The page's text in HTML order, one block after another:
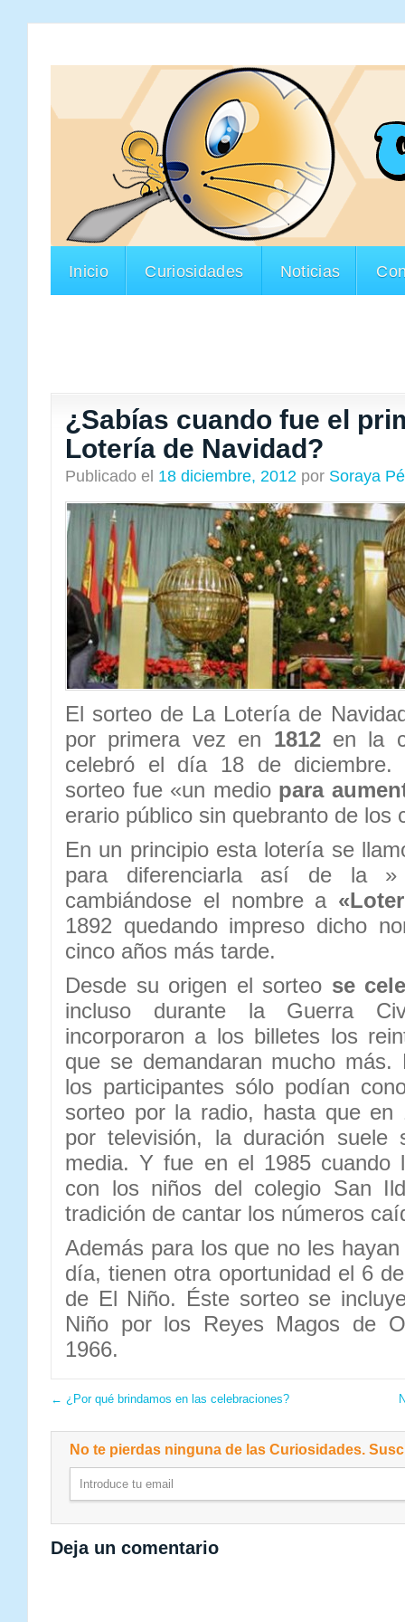
Inicio Curiosidades Noticias
¿Sabías cuando fue el
Lotería de Navidad?
Publicado el 18 diciembre, 2012 por Soraya
El sorteo de La Lotería de
por primera vez en 1812en la
celebró el día 18 de
sorteo fue «un medio para
erario público sin quebranto de los
En un principio esta lotería se
para diferenciarla así de la »
cambiándose el nombre a
1892 quedando impreso dicho
cinco años más tarde.
Desde su origen el sorteo se
incluso durante la Guerra
incorporaron a los billetes los
que se demandaran mucho más.
los participantes sólo podían
sorteo por la radio, hasta que en
por televisión, la duración
media. Y fue en el 1985 cuando
con los niños del colegio San
tradición de cantar los números
Además para los que no les
día, tienen otra oportunidad el 6
de El Niño. Éste sorteo se
Niño por los Reyes Magos de
1966.
← ¿Por qué brindamos en las celebraciones?
No te pierdas ninguna de las Curiosidades.
Deja un comentario